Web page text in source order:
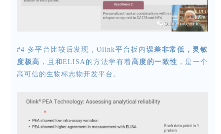
#4 多平台比较后发现，Olink平台板内 误差非常低，灵敏
度极高 ，且和ELISA的方法学有着 高度的一致性 ，是一个
高可信的生物标志物开发平台。